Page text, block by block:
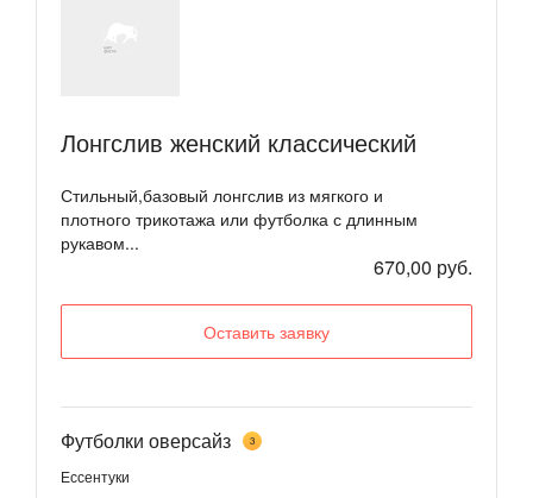
Лонгслив женский классический
Стильный,базовый лонгслив из мягкого и
плотного трикотажа или футболка с длинным
рукавом...
670,00 руб.
Оставить заявку
Футболки оверсайз 3
Ессентуки